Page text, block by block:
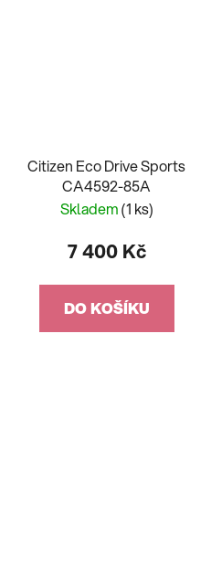
Citizen Eco Drive Sports
CA4592-85A
Skladem(1 ks)
7 400 Kč
DO KOŠÍKU